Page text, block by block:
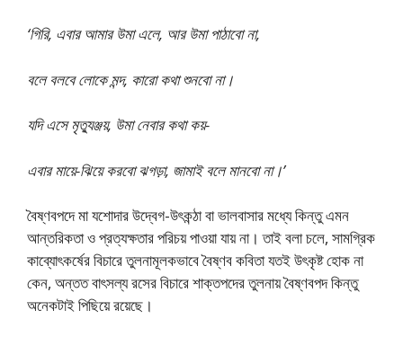
‘গিরি, এবার আমার উমা এলে, আর উমা পাঠাবো না,
বলে বলবে লোকে মন্দ, কারো কথা শুনবো না।
যদি এসে মৃত্যুঞ্জয়, উমা নেবার কথা কয়-
এবার মায়ে-ঝিয়ে করবো ঝগড়া, জামাই বলে মানবো না।’
বৈষ্ণবপদে মা যশোদার উদ্বেগ-উৎকন্ঠা বা ভালবাসার মধ্যে কিন্তু এমন
আন্তরিকতা ও প্রত্যক্ষতার পরিচয় পাওয়া যায় না। তাই বলা চলে, সামগ্রিক
কাব্যোৎকর্ষের বিচারে তুলনামূলকভাবে বৈষ্ণব কবিতা যতই উৎকৃষ্ট হোক না
কেন, অন্তত বাৎসল্য রসের বিচারে শাক্তপদের তুলনায় বৈষ্ণবপদ কিন্তু
অনেকটাই পিছিয়ে রয়েছে।